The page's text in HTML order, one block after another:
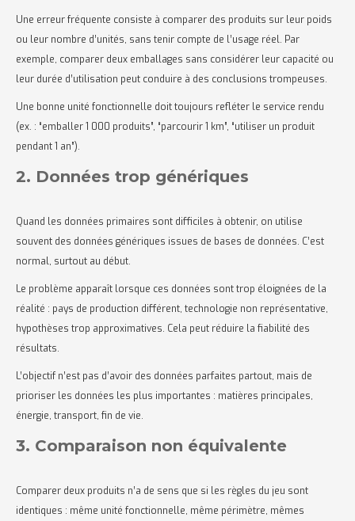
Une erreur fréquente consiste à comparer des produits sur leur poids
ou leur nombre d’unités, sans tenir compte de l’usage réel. Par
exemple, comparer deux emballages sans considérer leur capacité ou
leur durée d’utilisation peut conduire à des conclusions trompeuses.
Une bonne unité fonctionnelle doit toujours refléter le service rendu
(ex. : “emballer 1 000 produits”, “parcourir 1 km”, “utiliser un produit
pendant 1 an”).
2. Données trop génériques
Quand les données primaires sont difficiles à obtenir, on utilise
souvent des données génériques issues de bases de données. C’est
normal, surtout au début.
Le problème apparaît lorsque ces données sont trop éloignées de la
réalité : pays de production différent, technologie non représentative,
hypothèses trop approximatives. Cela peut réduire la fiabilité des
résultats.
L’objectif n’est pas d’avoir des données parfaites partout, mais de
prioriser les données les plus importantes : matières principales,
énergie, transport, fin de vie.
3. Comparaison non équivalente
Comparer deux produits n’a de sens que si les règles du jeu sont
identiques : même unité fonctionnelle, même périmètre, mêmes